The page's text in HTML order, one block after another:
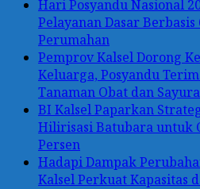
Hari Posyandu Nasional
Pelayanan Dasar Berbasis
Perumahan
Pemprov Kalsel Dorong
Keluarga, Posyandu
Tanaman Obat dan
BI Kalsel Paparkan
Hilirisasi Batubara untuk
Persen
Hadapi Dampak
Kalsel Perkuat Kapasitas